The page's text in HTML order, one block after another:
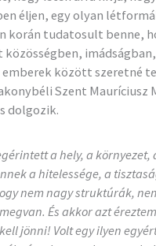
éljen, egy olyan
korán tudatosult benne,
emberek között szeretné
Szent Mauríciusz
dolgozik.
a hely, a környezet,
a hitelessége, a
nem nagy struktúrák,
És akkor azt
jönni! Volt egy ilyen